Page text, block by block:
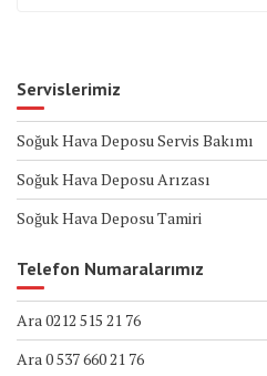
Servislerimiz
Soğuk Hava Deposu Servis Bakımı
Soğuk Hava Deposu Arızası
Soğuk Hava Deposu Tamiri
Telefon Numaralarımız
Ara 0212 515 21 76
Ara 0 537 660 21 76